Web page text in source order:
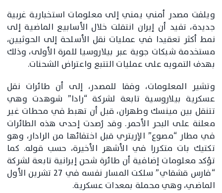
ويلفت مصدر أمني يمني إلى معلومات استخبارية غربية
جديدة، تفيد أن إيران انتقلت خلال الأسابيع الماضية إلى
نمط أكثر تعقيدا في عمليات نقل الأسلحة إلى الحوثيين،
مستخدمة شبكات جوية عبر بيلاروسيا للمرة الأولى، وذلك
بهدف التمويه على عمليات التتبع واعتراض الشحنات.
وتشير المعلومات، وفقا للمصدر، إلى أن طائرات نقل
عسكرية بيلاروسية تابعة لشركة “رادا” شوهدت وهي
تتنقل بين مينسك وطهران، قبل أن تهبط في محطات غير
معلنة على البحر الأحمر. وقد رُصدت إحدى هذه الطائرات
في مطار “مصوع” الإريتري قبل اختفائها من الرادار، وهو
تكتيك بات متكررا في الأشهر الأخيرة، حسب قوله. كما
تؤكد معلومات إضافية أن طائرة شحن إيرانية تابعة لشركة
“فارس قشقاي” سلكت المسار نفسه في 27 تشرين الأول
الماضي، وهي محملة بمعدات عسكرية.